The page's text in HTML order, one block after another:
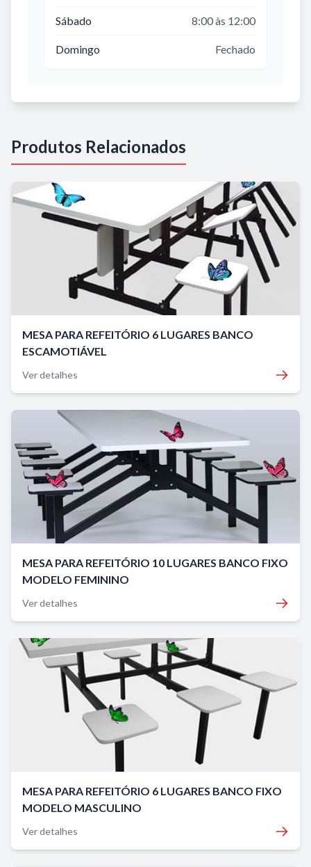
Sábado 8:00 às 12:00
Domingo Fechado
Produtos Relacionados
MESA PARA REFEITÓRIO 6 LUGARES BANCO
ESCAMOTIÁVEL
Ver detalhes
MESA PARA REFEITÓRIO 10 LUGARES BANCO FIXO
MODELO FEMININO
Ver detalhes
MESA PARA REFEITÓRIO 6 LUGARES BANCO FIXO
MODELO MASCULINO
Ver detalhes